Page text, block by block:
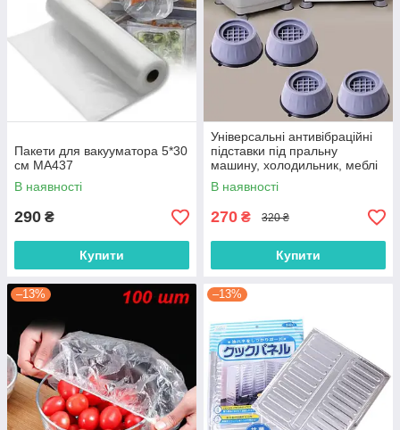
Пакети для вакууматора 5*30
см MA437
В наявності
290 ₴
Купити
Універсальні антивібраційні
підставки під пральну
машину, холодильник, меблі
4 шт
В наявності
270 ₴ 320 ₴
Купити
–13% –13%